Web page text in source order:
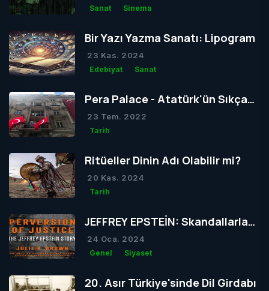
Sanat Sinema
Bir Yazı Yazma Sanatı: Lipogram
23 Kas. 2024
Edebiyat Sanat
Pera Palace - Atatürk'ün Sıkça
Konakladığı Otel
23 Tem. 2022
Tarih
Ritüeller Dinin Adı Olabilir mi?
20 Kas. 2024
Tarih
JEFFREY EPSTEİN: Skandallarla
Dolu Bir Hayatın Ardındaki Gizem
24 Oca. 2024
Genel Siyaset
20. Asır Türkiye'sinde Dil Girdabı